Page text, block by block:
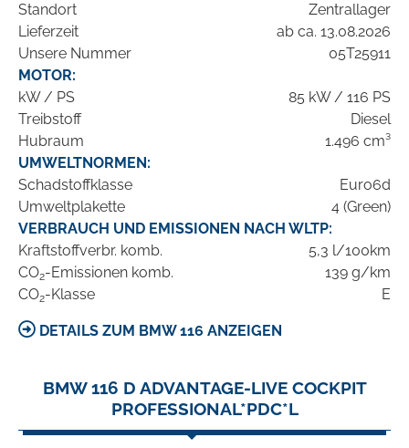
Standort
Zentrallager
Lieferzeit
ab ca. 13.08.2026
Unsere Nummer
05T25911
MOTOR:
kW / PS
85 kW / 116 PS
Treibstoff
Diesel
Hubraum
1.496 cm³
UMWELTNORMEN:
Schadstoffklasse
Euro6d
Umweltplakette
4 (Green)
VERBRAUCH UND EMISSIONEN NACH WLTP:
Kraftstoffverbr. komb.
5,3 l/100km
CO2-Emissionen komb.
139 g/km
CO2-Klasse E
DETAILS ZUM BMW 116 ANZEIGEN
BMW 116 D ADVANTAGE-LIVE COCKPIT
PROFESSIONAL*PDC*L